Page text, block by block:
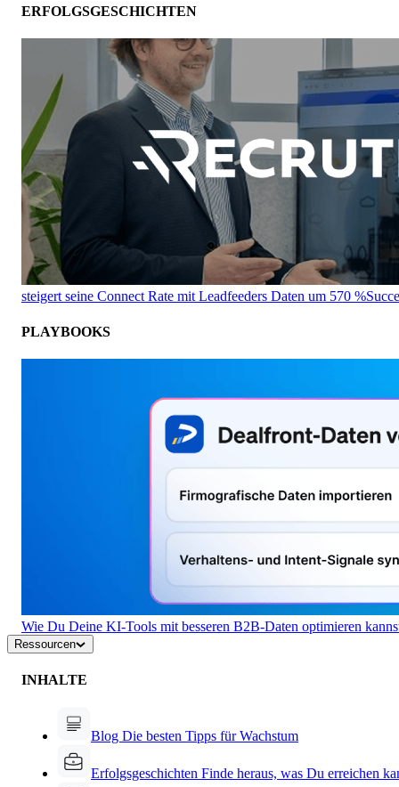
ERFOLGSGESCHICHTEN
steigert seine Connect Rate mit Leadfeeders Daten um 570 %
PLAYBOOKS
Wie Du Deine KI-Tools mit besseren B2B-Daten optimieren
Ressourcen
INHALTE
Blog Die besten Tipps für Wachstum
Erfolgsgeschichten Finde heraus, was Du erreichen